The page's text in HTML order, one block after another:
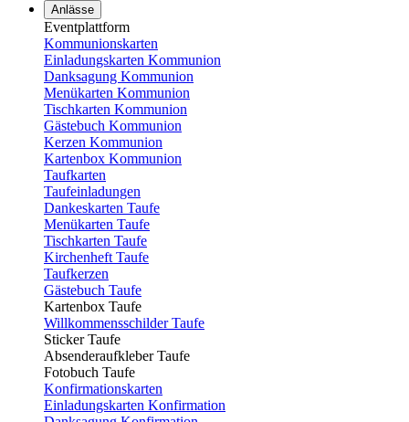
Anlässe
Eventplattform
Kommunionskarten
Einladungskarten Kommunion
Danksagung Kommunion
Menükarten Kommunion
Tischkarten Kommunion
Gästebuch Kommunion
Kerzen Kommunion
Kartenbox Kommunion
Taufkarten
Taufeinladungen
Dankeskarten Taufe
Menükarten Taufe
Tischkarten Taufe
Kirchenheft Taufe
Taufkerzen
Gästebuch Taufe
Kartenbox Taufe
Willkommensschilder Taufe
Sticker Taufe
Absenderaufkleber Taufe
Fotobuch Taufe
Konfirmationskarten
Einladungskarten Konfirmation